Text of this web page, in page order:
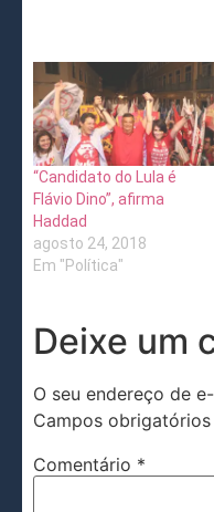
“Candidato do Lula é
Flávio Dino”, afirma
Haddad
agosto 24, 2018
Em "Política"
Deixe um
O seu endereço de
Campos
Comentário *